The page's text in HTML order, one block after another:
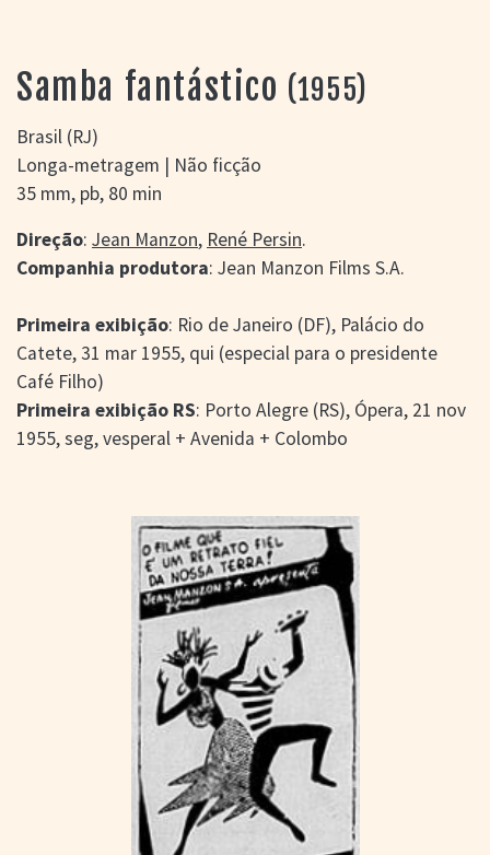
PORTAL DO
CINEMA GAÚCHO
> BUSCA AVANÇADA
> LISTA DE FILMES
> FILMOGRAFIAS DE
> DISCOGRAFIAS
> BIBLIOGRAFIAS
LOCALIZAÇÃO
Samba fantástico (1955)
Brasil (RJ)
Longa-metragem | Não ficção
35 mm, pb, 80 min
Direção: Jean Manzon, René Persin.
Companhia produtora: Jean Manzon Films S.A.
Primeira exibição: Rio de Janeiro (DF), Palácio do
Catete, 31 mar 1955, qui (especial para o presidente
Café Filho)
Primeira exibição RS: Porto Alegre (RS), Ópera, 21 nov
1955, seg, vesperal + Avenida + Colombo